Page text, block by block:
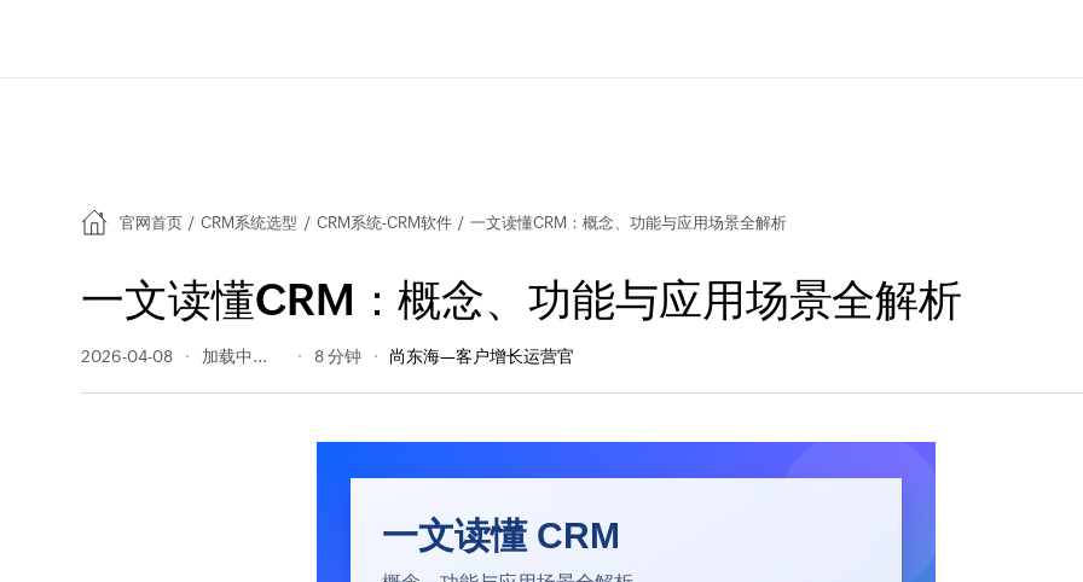
官网首页 / CRM系统选型 / CRM系统-CRM软件 / 一文读懂CRM：概念、功能与应用场景全解析
一文读懂CRM：概念、功能与应用场景全解析
2026-04-08 283 阅读量 8 分钟 尚东海—客户增长运营官